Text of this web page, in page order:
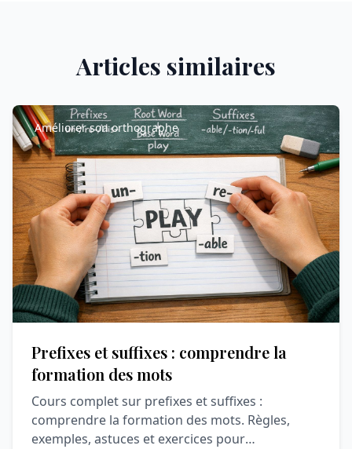
Articles similaires
Améliorer son orthographe
Prefixes et suffixes : comprendre la
formation des mots
Cours complet sur prefixes et suffixes :
comprendre la formation des mots. Règles,
exemples, astuces et exercices pour